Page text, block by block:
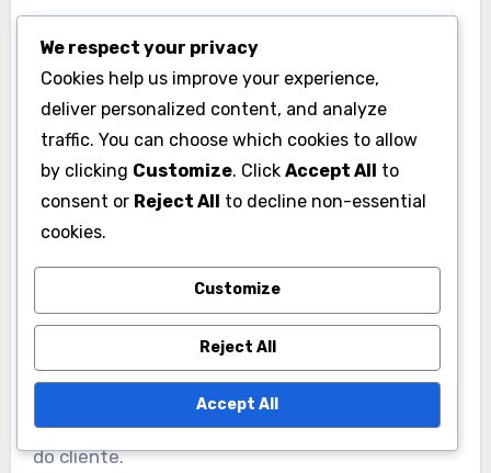
Impacto de domínios que
podem ser facilmente
lembrados
Domínios que podem ser facilmente lembrados
são cada vez mais favorecidos por empresas
que buscam criar identidades online
consistir em palavras ou frases únicas e
inventadas que são fáceis de pronunciar e
soletrar, tornando-os mais reconhecíveis. Um
domínio forte e memorável pode aumentar os
esforços de marketing e melhorar a recordação
do cliente.
We respect your privacy
Cookies help us improve your experience,
deliver personalized content, and analyze
traffic. You can choose which cookies to allow
by clicking Customize. Click Accept All to
consent or Reject All to decline non-essential
cookies.
Customize
Reject All
Accept All